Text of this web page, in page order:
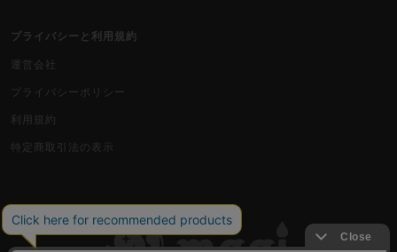
プライバシーと利用規約
運営会社
プライバシーポリシー
利用規約
特定商取引法の表示